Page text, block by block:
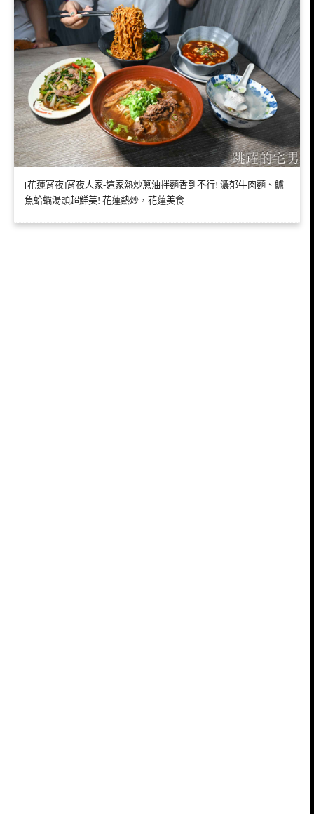
[花蓮宵夜]宵夜人家-這家熱炒蔥油拌麵香到不行! 濃郁牛肉麵、鱸
魚蛤蠣湯頭超鮮美! 花蓮熱炒，花蓮美食